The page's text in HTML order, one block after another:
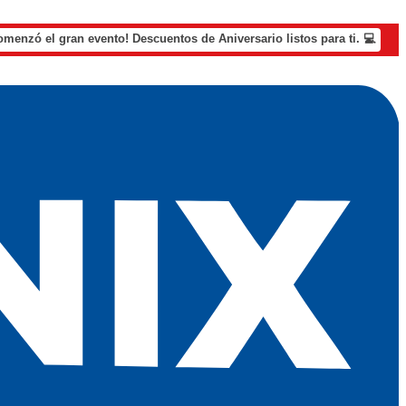
el gran evento! Descuentos de Aniversario listos para ti. 💻